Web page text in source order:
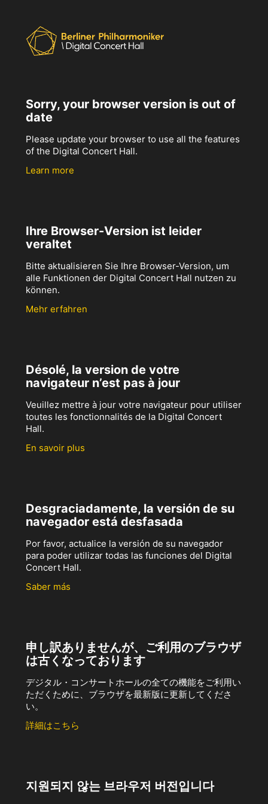
Sorry, your browser version is out of
date
Please update your browser to use all the features
of the Digital Concert Hall.
Learn more
Ihre Browser-Version ist leider
veraltet
Bitte aktualisieren Sie Ihre Browser-Version, um
alle Funktionen der Digital Concert Hall nutzen zu
können.
Mehr erfahren
Désolé, la version de votre
navigateur n’est pas à jour
Veuillez mettre à jour votre navigateur pour utiliser
toutes les fonctionnalités de la Digital Concert
Hall.
En savoir plus
Desgraciadamente, la versión de su
navegador está desfasada
Por favor, actualice la versión de su navegador
para poder utilizar todas las funciones del Digital
Concert Hall.
Saber más
申し訳ありませんが、ご利用のブラウザ
は古くなっております
デジタル・コンサートホールの全ての機能をご利用い
ただくために、ブラウザを最新版に更新してくださ
い。
詳細はこちら
지원되지 않는 브라우저 버전입니다